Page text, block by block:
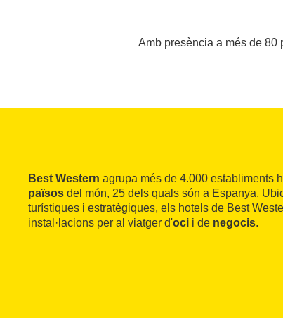
Amb presència a més de 80
Best Western agrupa més de 4.000 establiments
països del món, 25 dels quals són a Espanya.
turístiques i estratègiques, els hotels de Best
instal·lacions per al viatger d'oci i de negocis.